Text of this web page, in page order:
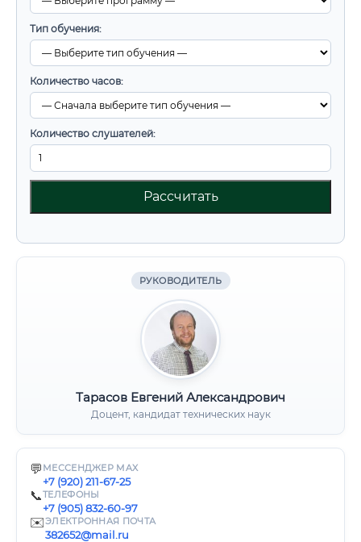
Тип обучения:
Количество часов:
Количество слушателей:
Рассчитать
РУКОВОДИТЕЛЬ
Тарасов Евгений Александрович
Доцент, кандидат технических наук
💬 МЕССЕНДЖЕР MAX
+7 (920) 211-67-25
📞ТЕЛЕФОНЫ
+7 (905) 832-60-97
✉️ЭЛЕКТРОННАЯ ПОЧТА
382652@mail.ru